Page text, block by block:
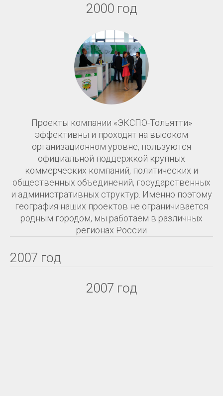
2000 год
Проекты компании «ЭКСПО-Тольятти»
эффективны и проходят на высоком
организационном уровне, пользуются
официальной поддержкой крупных
коммерческих компаний, политических и
общественных объединений, государственных
и административных структур. Именно поэтому
география наших проектов не ограничивается
родным городом, мы работаем в различных
регионах России
2007 год
2007 год